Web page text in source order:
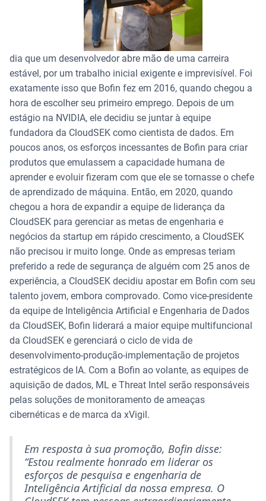
dia que um desenvolvedor abre mão de uma carreira
estável, por um trabalho inicial exigente e imprevisível. Foi
exatamente isso que Bofin fez em 2016, quando chegou a
hora de escolher seu primeiro emprego. Depois de um
estágio na NVIDIA, ele decidiu se juntar à equipe
fundadora da CloudSEK como cientista de dados. Em
poucos anos, os esforços incessantes de Bofin para criar
produtos que emulassem a capacidade humana de
aprender e evoluir fizeram com que ele se tornasse o chefe
de aprendizado de máquina. Então, em 2020, quando
chegou a hora de expandir a equipe de liderança da
CloudSEK para gerenciar as metas de engenharia e
negócios da startup em rápido crescimento, a CloudSEK
não precisou ir muito longe. Onde as empresas teriam
preferido a rede de segurança de alguém com 25 anos de
experiência, a CloudSEK decidiu apostar em Bofin com seu
talento jovem, embora comprovado. Como vice-presidente
da equipe de Inteligência Artificial e Engenharia de Dados
da CloudSEK, Bofin liderará a maior equipe multifuncional
da CloudSEK e gerenciará o ciclo de vida de
desenvolvimento-produção-implementação de projetos
estratégicos de IA. Com a Bofin ao volante, as equipes de
aquisição de dados, ML e Threat Intel serão responsáveis
pelas soluções de monitoramento de ameaças
cibernéticas e de marca da xVigil.
Em resposta à sua promoção, Bofin disse:
“Estou realmente honrado em liderar os
esforços de pesquisa e engenharia de
Inteligência Artificial da nossa empresa. O